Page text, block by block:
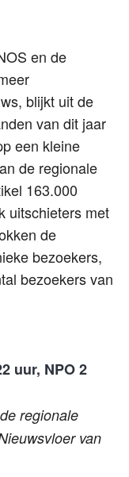
en de
blijkt uit de
van dit jaar
een kleine
de regionale
163.000
uitschieters met
de
bezoekers,
bezoekers van
uur, NPO 2
regionale
van